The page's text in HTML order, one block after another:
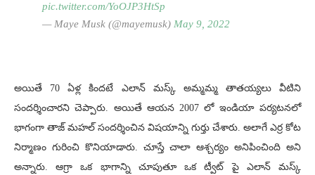
pic.twitter.com/YoOJP3HtSp
— Maye Musk (@mayemusk) May 9, 2022
అయితే 70 ఏళ్ల కిందటే ఎలాన్ మస్క్ అమ్మమ్మ తాతయ్యలు వీటిని
సందర్శించారని చెప్పారు. అయితే ఆయన 2007 లో ఇండియా పర్యటనలో
భాగంగా తాజ్ మహల్ సందర్శించిన విషయాన్ని గుర్తు చేశారు. అలాగే ఎర్ర కోట
నిర్మాణం గురించి కొనియాడారు. చూస్తే చాలా ఆశ్చర్యం అనిపించింది అని
అన్నారు. ఆగ్రా ఒక భాగాన్ని చూపుతూ ఒక ట్వీట్ పై ఎలాన్ మస్క్